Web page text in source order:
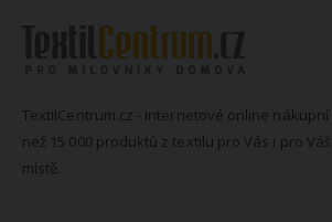
TextilCentrum.cz - internetové online nákupní
než 15 000 produktů z textilu pro Vás i pro
místě.